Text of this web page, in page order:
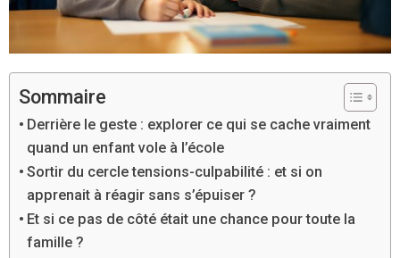
Sommaire
Derrière le geste : explorer ce qui se cache vraiment
quand un enfant vole à l’école
Sortir du cercle tensions-culpabilité : et si on
apprenait à réagir sans s’épuiser ?
Et si ce pas de côté était une chance pour toute la
famille ?